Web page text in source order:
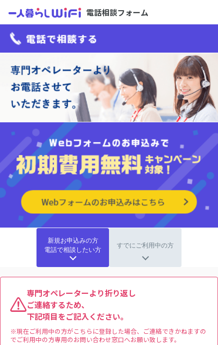
電話相談フォーム
新規お申込みの方
電話で相談したい方
すでにご利用中の方
専門オペレーターより折り返し
ご連絡するため、
下記項目をご記入ください。
※現在ご利用中の方がこちらに登録した場合、ご連絡できかねますの
でご利用中の方専用のお問い合わせ窓口へお願い致します。